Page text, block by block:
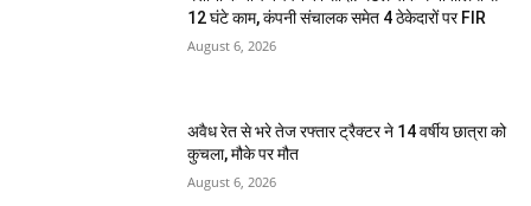
12 घंटे काम, कंपनी संचालक समेत 4 ठेकेदारों पर FIR
August 6, 2026
अवैध रेत से भरे तेज रफ्तार ट्रैक्टर ने 14 वर्षीय छात्रा को
कुचला, मौके पर मौत
August 6, 2026